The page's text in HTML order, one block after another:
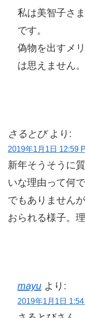
私は美智子さ
です。
偽物を出すメ
は思えません。
さるとび より:
2019年1月1日 12:59
新年そうそうに
いな理由って何
でもありません
おられる様子。
mayu より:
2019年1月1日 1:54